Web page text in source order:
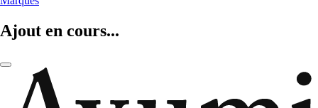
Ajout en cours...